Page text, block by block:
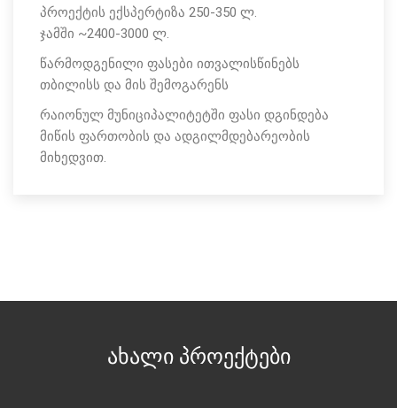
პროექტის ექსპერტიზა 250-350 ლ.
ჯამში ~2400-3000 ლ.
წარმოდგენილი ფასები ითვალისწინებს
თბილისს და მის შემოგარენს
რაიონულ მუნიციპალიტეტში ფასი დგინდება
მიწის ფართობის და ადგილმდებარეობის
მიხედვით.
ახალი პროექტები